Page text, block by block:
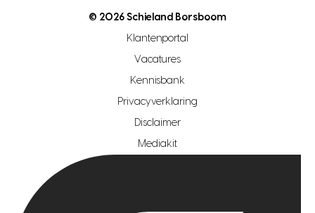
makelaar regio zoetermeer
hypotheekshop regio den haag
hypotheekshop regio rotterdam
© 2026 Schieland Borsboom
Klantenportal
Vacatures
Kennisbank
Privacyverklaring
Disclaimer
Mediakit